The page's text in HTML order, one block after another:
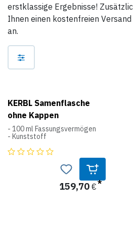
erstklassige Ergebnisse!
Ihnen einen kostenfreien
an.
KERBL Samenflasche
ohne Kappen
- 100 ml Fassungsvermögen
- Kunststoff
159,70€